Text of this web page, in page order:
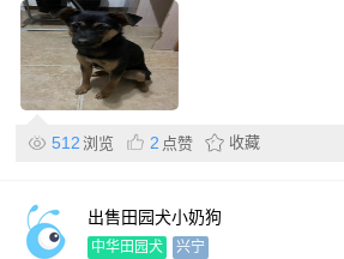
512 浏览 2 点赞 收藏
出售田园犬小奶狗
中华田园犬 兴宁